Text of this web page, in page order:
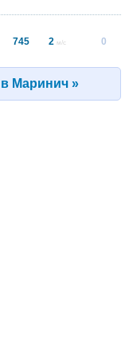
745 2 м/с 0
Маринич »